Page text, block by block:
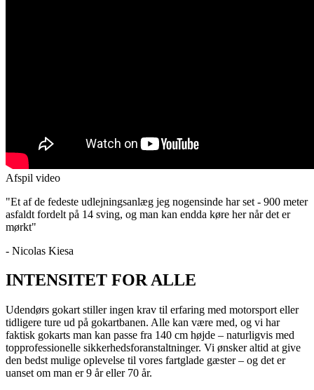
Afspil video
"Et af de fedeste udlejningsanlæg jeg nogensinde har set - 900 meter
asfaldt fordelt på 14 sving, og man kan endda køre her når det er
mørkt"
- Nicolas Kiesa
INTENSITET FOR ALLE
Udendørs gokart stiller ingen krav til erfaring med motorsport eller
tidligere ture ud på gokartbanen. Alle kan være med, og vi har
faktisk gokarts man kan passe fra 140 cm højde – naturligvis med
topprofessionelle sikkerhedsforanstaltninger. Vi ønsker altid at give
den bedst mulige oplevelse til vores fartglade gæster – og det er
uanset om man er 9 år eller 70 år.